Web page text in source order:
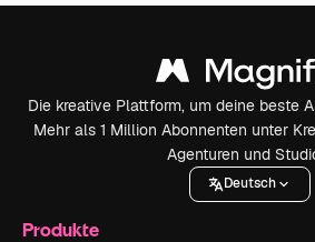
Die kreative Plattform, um deine beste
Mehr als 1 Million Abonnenten unter
Agenturen und
Deutsch
Produkte